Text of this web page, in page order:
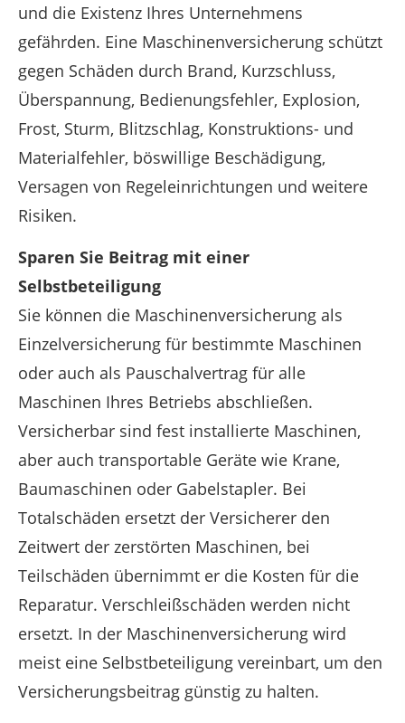
und die Existenz Ihres Unternehmens
gefährden. Eine Maschinenversicherung schützt
gegen Schäden durch Brand, Kurzschluss,
Überspannung, Bedienungsfehler, Explosion,
Frost, Sturm, Blitzschlag, Konstruktions- und
Materialfehler, böswillige Beschädigung,
Versagen von Regeleinrichtungen und weitere
Risiken.
Sparen Sie Beitrag mit einer
Selbstbeteiligung
Sie können die Maschinenversicherung als
Einzelversicherung für bestimmte Maschinen
oder auch als Pauschalvertrag für alle
Maschinen Ihres Betriebs abschließen.
Versicherbar sind fest installierte Maschinen,
aber auch transportable Geräte wie Krane,
Baumaschinen oder Gabelstapler. Bei
Totalschäden ersetzt der Versicherer den
Zeitwert der zerstörten Maschinen, bei
Teilschäden übernimmt er die Kosten für die
Reparatur. Verschleißschäden werden nicht
ersetzt. In der Maschinenversicherung wird
meist eine Selbstbeteiligung vereinbart, um den
Versicherungsbeitrag günstig zu halten.